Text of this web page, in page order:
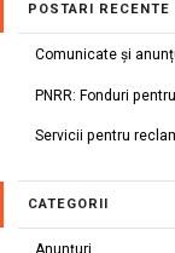
POSTARI RECENTE
Comunicate și
PNRR: Fonduri
Servicii pentru
CATEGORII
Anunțuri